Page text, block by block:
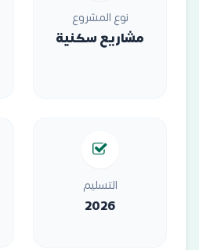
نوع المشروع
مشاريع سكنية
التسليم
2026